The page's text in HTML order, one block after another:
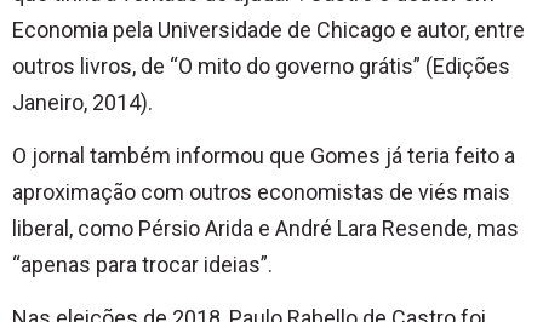
Economia pela Universidade de Chicago e autor, entre
outros livros, de “O mito do governo grátis” (Edições
Janeiro, 2014).
O jornal também informou que Gomes já teria feito a
aproximação com outros economistas de viés mais
liberal, como Pérsio Arida e André Lara Resende, mas
“apenas para trocar ideias”.